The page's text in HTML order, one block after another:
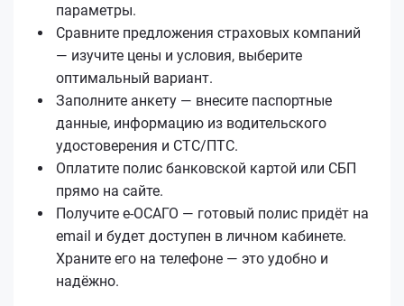
параметры.
Сравните предложения страховых компаний
— изучите цены и условия, выберите
оптимальный вариант.
Заполните анкету — внесите паспортные
данные, информацию из водительского
удостоверения и СТС/ПТС.
Оплатите полис банковской картой или СБП
прямо на сайте.
Получите е‑ОСАГО — готовый полис придёт на
email и будет доступен в личном кабинете.
Храните его на телефоне — это удобно и
надёжно.